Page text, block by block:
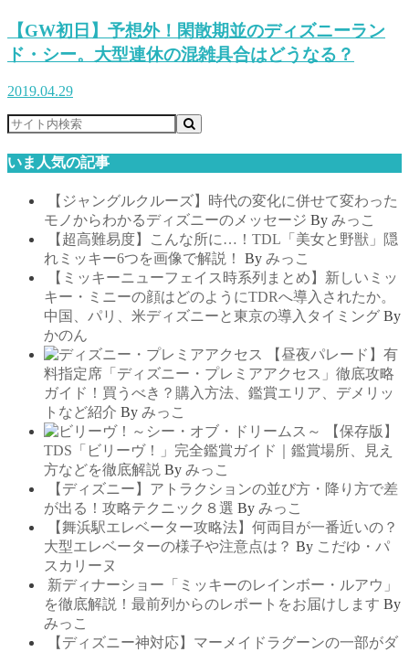
【GW初日】予想外！閑散期並のディズニーラン
ド・シー。大型連休の混雑具合はどうなる？
2019.04.29
いま人気の記事
【ジャングルクルーズ】時代の変化に併せて変わった
モノからわかるディズニーのメッセージ By みっこ
【超高難易度】こんな所に…！TDL「美女と野獣」隠
れミッキー6つを画像で解説！
By みっこ
【ミッキーニューフェイス時系列まとめ】新しいミッ
キー・ミニーの顔はどのようにTDRへ導入されたか。
中国、パリ、米ディズニーと東京の導入タイミング By
かのん
【昼夜パレード】有
料指定席「ディズニー・プレミアアクセス」徹底攻略
ガイド！買うべき？購入方法、鑑賞エリア、デメリッ
トなど紹介 By みっこ
【保存版】
TDS「ビリーヴ！」完全鑑賞ガイド｜鑑賞場所、見え
方などを徹底解説 By みっこ
【ディズニー】アトラクションの並び方・降り方で差
が出る！攻略テクニック８選 By みっこ
【舞浜駅エレベーター攻略法】何両目が一番近いの？
大型エレベーターの様子や注意点は？ By こだゆ・パ
スカリーヌ
新ディナーショー「ミッキーのレインボー・ルアウ」
を徹底解説！最前列からのレポートをお届けします By
みっこ
【ディズニー神対応】マーメイドラグーンの一部がダ